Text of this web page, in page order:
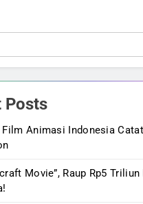
Posts
Film Animasi Indonesia
Movie”, Raup Rp5 Triliun